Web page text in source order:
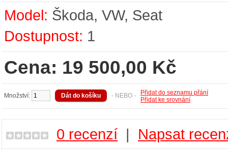
Model: Škoda, VW, Seat
Dostupnost: 1
Cena: 19 500,00 Kč
Množství: - NEBO -
Přidat do seznamu přání
Přidat ke srovnání
0 recenzí | Napsat